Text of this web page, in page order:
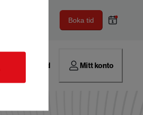
Boka tid
Hitta verkstad Mitt konto